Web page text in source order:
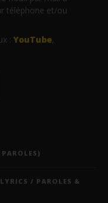
téléphone et/ou
: YouTube,
/ PAROLES &